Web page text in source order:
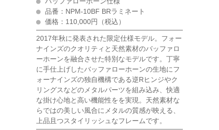
品番：NPM-10BF BRラミネート
価格：110,000円（税込）
2017年秋に発表された限定仕様モデル。フォー
ナインズのクオリティと天然素材のバッファロ
ーホーンを融合させた特別なモデルです。丁寧
に手仕上げしたバッファローホーンの生地にフ
ォーナインズの独自機構である逆Rヒンジやク
リングスなどのメタルパーツを組み込み、快適
な掛け心地と高い機能性をを実現。天然素材な
らではの美しい風合にメタルの質感が映える、
上品且つスタイリッシュなフレームです。